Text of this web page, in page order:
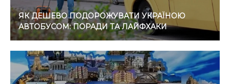
ЯК ДЕШЕВО ПОДОРОЖУВАТИ УКРАЇНОЮ
АВТОБУСОМ: ПОРАДИ ТА ЛАЙФХАКИ